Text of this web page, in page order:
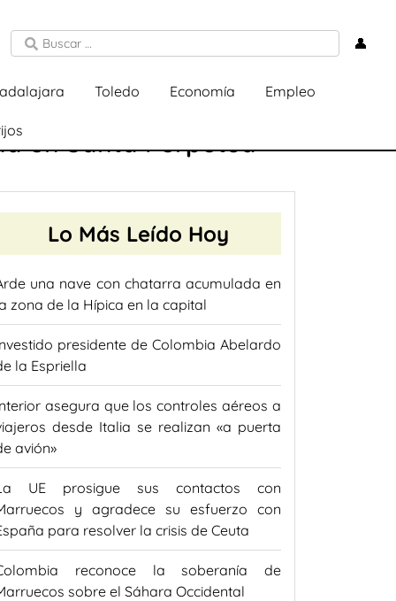
👤
Toledo Economía Empleo
en Santa Perpètua
Lo Más Leído Hoy
una nave con chatarra acumulada en
zona de la Hípica en la capital
presidente de Colombia Abelardo
la Espriella
asegura que los controles aéreos a
desde Italia se realizan «a puerta
avión»
UE prosigue sus contactos con
y agradece su esfuerzo con
para resolver la crisis de Ceuta
reconoce la soberanía de
sobre el Sáhara Occidental